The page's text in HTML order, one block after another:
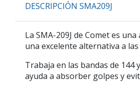
DESCRIPCIÓN SMA209J
La SMA-209J de Cometes una
una excelente alternativa a
Trabaja en las bandas de 144
ayuda a absorber golpes y